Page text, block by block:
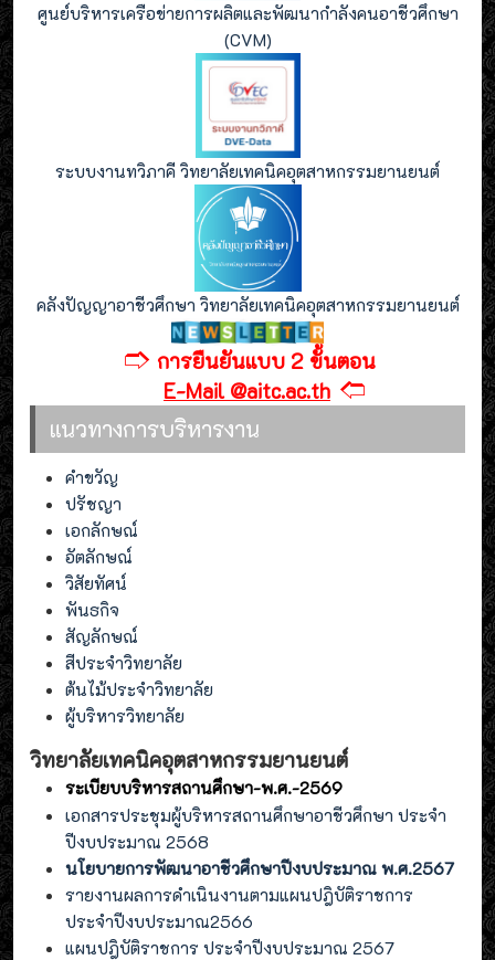
ศูนย์บริหารเครือข่ายการผลิตและพัฒนากำลังคนอาชีวศึกษา
(CVM)
ระบบงานทวิภาคี วิทยาลัยเทคนิคอุตสาหกรรมยานยนต์
คลังปัญญาอาชีวศึกษา วิทยาลัยเทคนิคอุตสาหกรรมยานยนต์
🢣 การยืนยันแบบ 2 ขั้นตอน
E-Mail @aitc.ac.th 🢢
แนวทางการบริหารงาน
คำขวัญ
ปรัชญา
เอกลักษณ์
อัตลักษณ์
วิสัยทัศน์
พันธกิจ
สัญลักษณ์
สีประจำวิทยาลัย
ต้นไม้ประจำวิทยาลัย
ผู้บริหารวิทยาลัย
วิทยาลัยเทคนิคอุตสาหกรรมยานยนต์
ระเบียบบริหารสถานศึกษา-พ.ศ.-2569
เอกสารประชุมผู้บริหารสถานศึกษาอาชีวศึกษา ประจำ
ปีงบประมาณ 2568
นโยบายการพัฒนาอาชีวศึกษาปีงบประมาณ พ.ศ.2567
รายงานผลการดำเนินงานตามแผนปฎิบัติราชการ
ประจำปีงบประมาณ2566
แผนปฎิบัติราชการ ประจำปีงบประมาณ 2567